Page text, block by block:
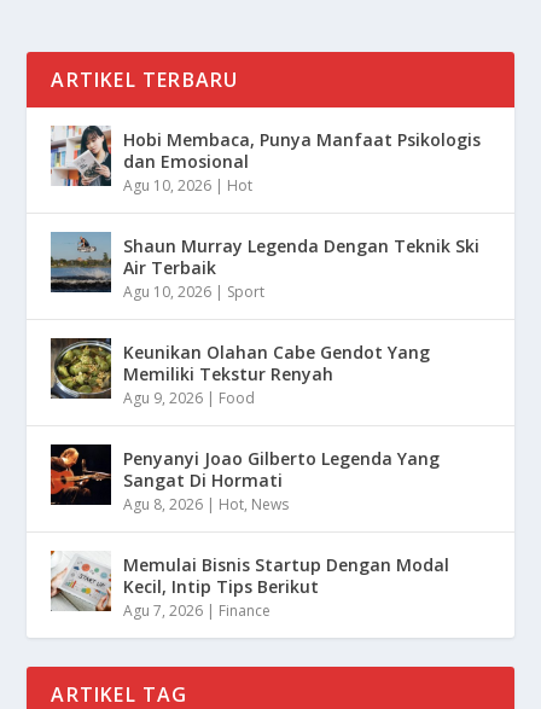
ARTIKEL TERBARU
Hobi Membaca, Punya Manfaat Psikologis
dan Emosional
Agu 10, 2026 | Hot
Shaun Murray Legenda Dengan Teknik Ski
Air Terbaik
Agu 10, 2026 | Sport
Keunikan Olahan Cabe Gendot Yang
Memiliki Tekstur Renyah
Agu 9, 2026 | Food
Penyanyi Joao Gilberto Legenda Yang
Sangat Di Hormati
Agu 8, 2026 | Hot, News
Memulai Bisnis Startup Dengan Modal
Kecil, Intip Tips Berikut
Agu 7, 2026 | Finance
ARTIKEL TAG